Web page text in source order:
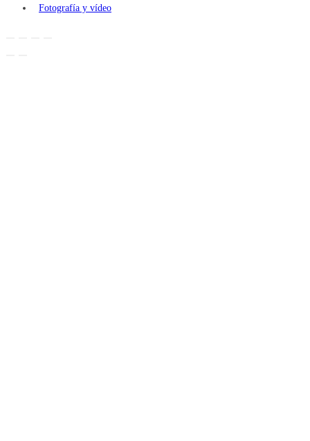
Fotografía y vídeo